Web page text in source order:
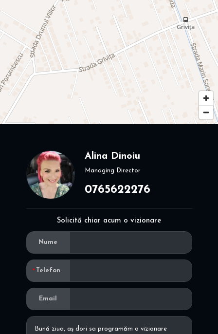
Alina Dinoiu
Managing Director
0765622276
Solicită chiar acum o vizionare
Nume
Telefon
Email